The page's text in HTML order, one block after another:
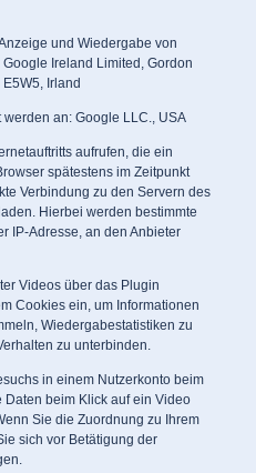
und Wiedergabe von
Ireland Limited, Gordon
Irland
an: Google LLC., USA
aufrufen, die ein
spätestens im Zeitpunkt
Verbindung zu den Servern des
Hierbei werden bestimmte
IP-Adresse, an den Anbieter
Videos über das Plugin
Cookies ein, um Informationen
Wiedergabestatistiken zu
zu unterbinden.
in einem Nutzerkonto beim
beim Klick auf ein Video
Sie die Zuordnung zu Ihrem
sich vor Betätigung der